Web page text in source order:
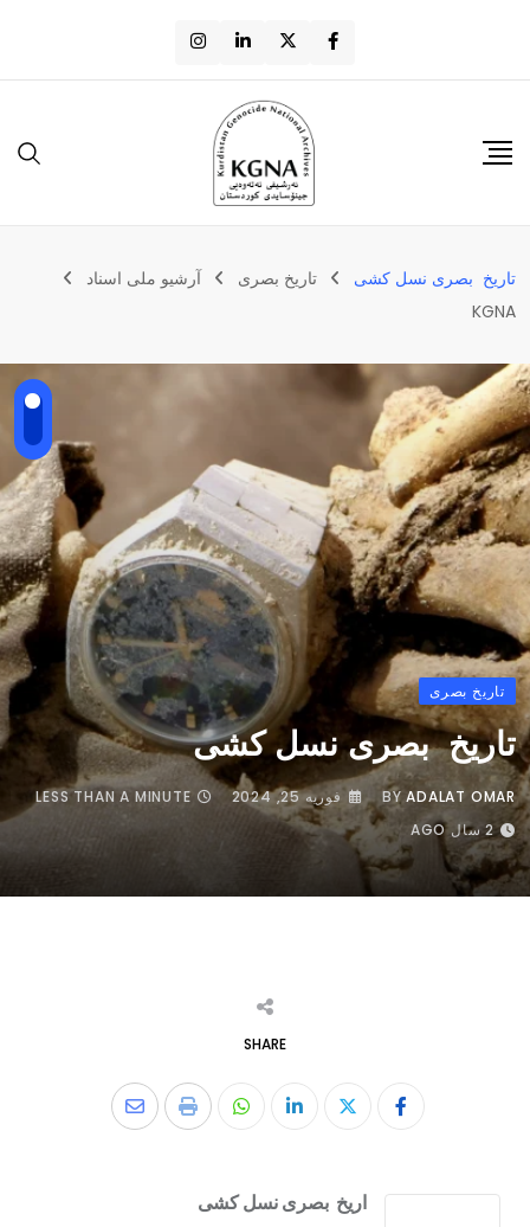
تاریخ بصری نسل کشی تاریخ بصری
آرشیو ملی اسناد
KGNA
تاریخ بصری
تاریخ بصری نسل کشی
BYADALAT OMAR فوریه 25, 2024
LESS THAN A MINUTE
2 سال AGO
SHARE
اریخ بصری نسل کشی